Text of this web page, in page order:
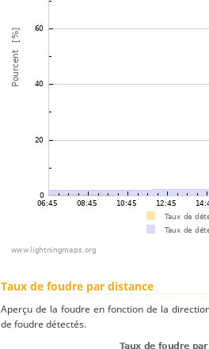
Taux de foudre par distance
Aperçu de la foudre en fonction de la
de foudre détectés.